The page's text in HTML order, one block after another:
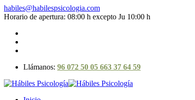
habiles@habilespsicologia.com
Horario de apertura: 08:00 h excepto Ju 10:00 h
Llámanos: 96 072 50 05 663 37 64 59